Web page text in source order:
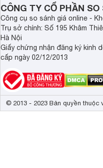
CÔNG TY CỔ PHẦN SO
Công cụ so sánh giá online -
Trụ sở chính: Số 195 Khâm
Hà Nội
Giấy chứng nhận đăng ký kinh
cấp ngày 02/12/2013
© 2013 - 2023 Bản quyền thuộc